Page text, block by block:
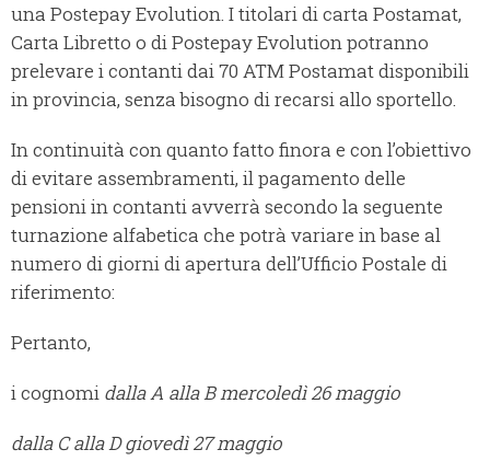
una Postepay Evolution. I titolari di carta Postamat,
Carta Libretto o di Postepay Evolution potranno
prelevare i contanti dai 70 ATM Postamat disponibili
in provincia, senza bisogno di recarsi allo sportello.
In continuità con quanto fatto finora e con l’obiettivo
di evitare assembramenti, il pagamento delle
pensioni in contanti avverrà secondo la seguente
turnazione alfabetica che potrà variare in base al
numero di giorni di apertura dell’Ufficio Postale di
riferimento:
Pertanto,
i cognomi dalla A alla B mercoledì 26 maggio
dalla C alla D giovedì 27 maggio